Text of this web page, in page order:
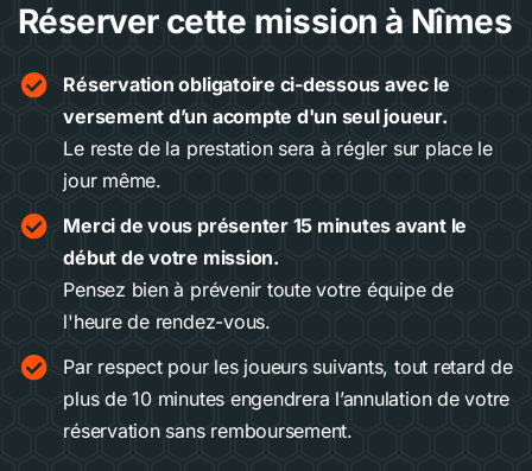
Réserver cette mission à Nîmes
Réservation obligatoire ci-dessous avec le
versement d’un acompte d'un seul joueur.
Le reste de la prestation sera à régler sur place le
jour même.
Merci de vous présenter 15 minutes avant le
début de votre mission.
Pensez bien à prévenir toute votre équipe de
l'heure de rendez-vous.
Par respect pour les joueurs suivants, tout retard de
plus de 10 minutes engendrera l’annulation de votre
réservation sans remboursement.